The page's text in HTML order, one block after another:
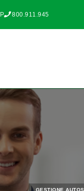
800.911.945
GESTIONE